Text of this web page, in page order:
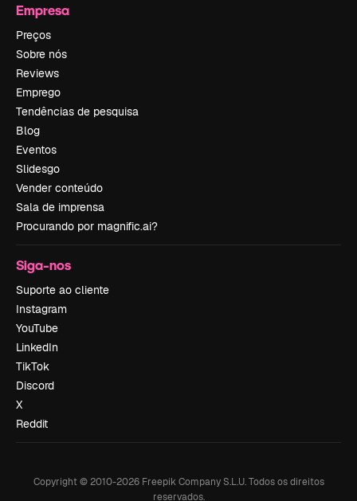
Empresa
Preços
Sobre nós
Reviews
Emprego
Tendências de pesquisa
Blog
Eventos
Slidesgo
Vender conteúdo
Sala de imprensa
Procurando por magnific.ai?
Siga-nos
Suporte ao cliente
Instagram
YouTube
LinkedIn
TikTok
Discord
X
Reddit
Copyright © 2010-2026Freepik Company S.L.U. Todos os direitos
reservados.